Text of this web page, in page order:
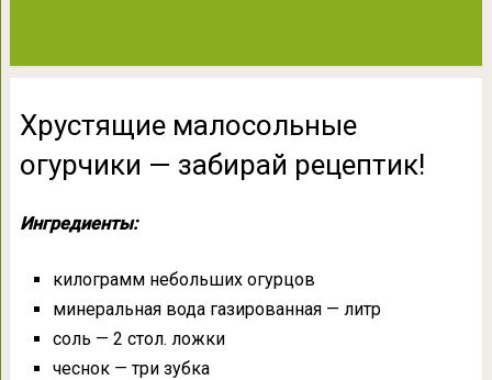
Хрустящие малосольные
огурчики — забирай рецептик!
Ингредиенты:
килограмм небольших огурцов
минеральная вода газированная — литр
соль — 2 стол. ложки
чеснок — три зубка